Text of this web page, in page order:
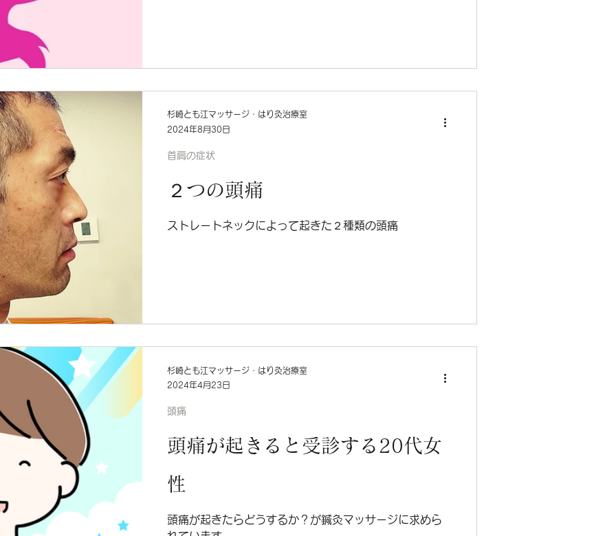
２つの頭痛
ストレートネックによって起きた２種類の頭痛
首肩の症状
杉崎とも江マッサージ・はり灸治療室
2024年8月30日
頭痛が起きると受診する20代女
性
頭痛が起きたらどうするか？が鍼灸マッサージに求めら
頭痛
杉崎とも江マッサージ・はり灸治療室
2024年4月23日